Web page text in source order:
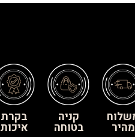
מהיר
קניה
בטוחה
בקרת
איכות